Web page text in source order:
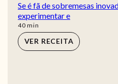
Se é fã de sobremesas
experimentar e
40min
min
VER RECEITA